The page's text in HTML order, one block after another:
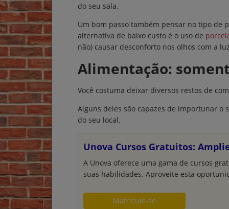
do seu sala.
Um bom passo também pensar no tipo de
alternativa de baixo custo é o uso de
não) causar desconforto nos olhos com a
Alimentação:
Você costuma deixar diversos restos de
Alguns deles são capazes de importunar
do seu local.
Unova Cursos Gratuitos:
A Unova oferece uma gama de cursos
suas habilidades. Aproveite esta
Matricule-se